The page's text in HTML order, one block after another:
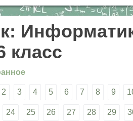
класс
2 3 4 5 6 7 8 9
24 25 26 27 28 29